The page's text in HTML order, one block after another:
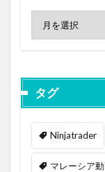
タグ
Ninjatrader
マレーシア